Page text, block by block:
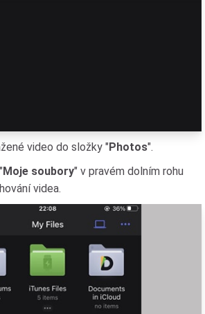
video do složky "Photos".
Moje soubory" v pravém dolním rohu
videa.